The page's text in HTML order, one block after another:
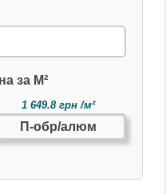
за М²
1 649.8 грн /м²
П-обр/алюм